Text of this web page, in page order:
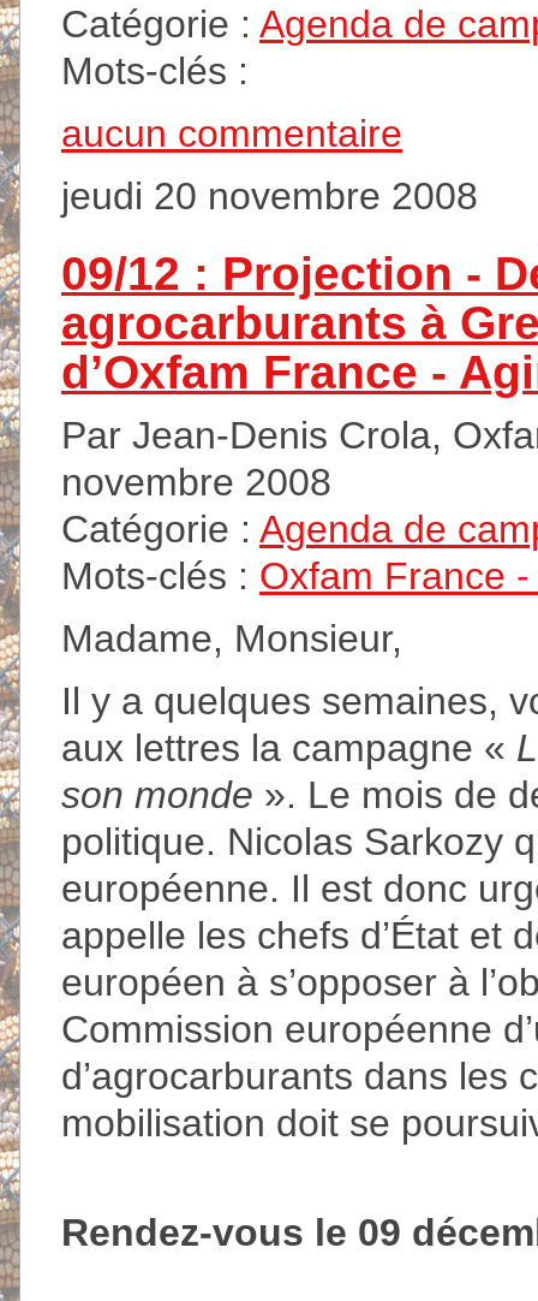
Catégorie : Agenda de
Mots-clés :
aucun commentaire
jeudi 20 novembre 2008
09/12 : Projection -
agrocarburants à
d’Oxfam France -
Par Jean-Denis Crola,
novembre 2008
Catégorie : Agenda de
Mots-clés : Oxfam France -
Madame, Monsieur,
Il y a quelques semaines,
aux lettres la campagne «
son monde ». Le mois de
politique. Nicolas Sarkozy
européenne. Il est donc
appelle les chefs d’État et
européen à s’opposer à
Commission européenne
d’agrocarburants dans les
mobilisation doit se
Rendez-vous le 09